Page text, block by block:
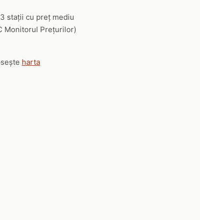
stații cu preț mediu
Monitorul Prețurilor)
harta